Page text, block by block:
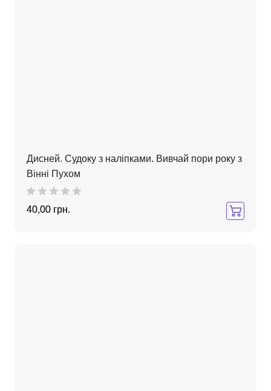
Дисней. Судоку з наліпками. Вивчай пори року з
Вінні Пухом
40,00 грн.